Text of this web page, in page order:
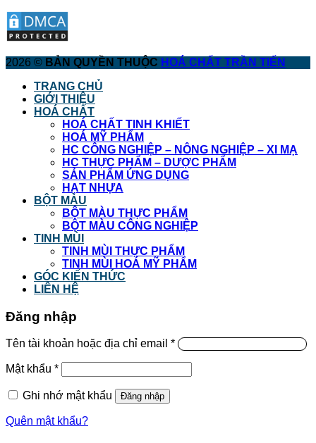
2026 © BẢN QUYỀN THUỘC HOÁ CHẤT TRẦN TIẾN
TRANG CHỦ
GIỚI THIỆU
HOÁ CHẤT
HOÁ CHẤT TINH KHIẾT
HOÁ MỸ PHẨM
HC CÔNG NGHIỆP – NÔNG NGHIỆP – XI MẠ
HC THỰC PHẨM – DƯỢC PHẨM
SẢN PHẨM ỨNG DỤNG
HẠT NHỰA
BỘT MÀU
BỘT MÀU THỰC PHẨM
BỘT MÀU CÔNG NGHIỆP
TINH MÙI
TINH MÙI THỰC PHẨM
TINH MÙI HOÁ MỸ PHẨM
GÓC KIẾN THỨC
LIÊN HỆ
Đăng nhập
Tên tài khoản hoặc địa chỉ email *
Mật khẩu *
Ghi nhớ mật khẩu Đăng nhập
Quên mật khẩu?